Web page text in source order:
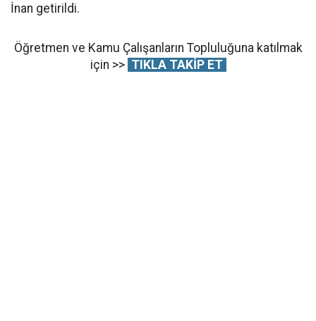
İnan getirildi.
Öğretmen ve Kamu Çalışanların Topluluğuna katılmak
için >> TIKLA TAKİP ET